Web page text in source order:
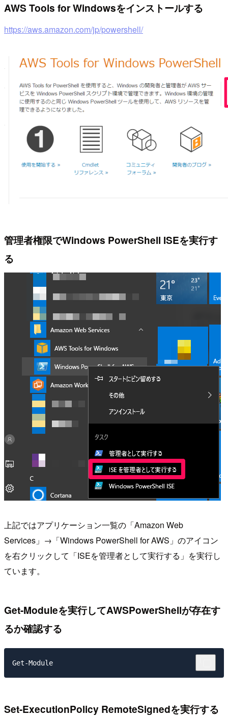
AWS Tools for Windowsをインストールする
https://aws.amazon.com/jp/powershell/
管理者権限でWindows PowerShell ISEを実行す
る
上記ではアプリケーション一覧の「Amazon Web
Services」→「Windows PowerShell for AWS」のアイコン
を右クリックして「ISEを管理者として実行する」を実行し
ています。
Get-Moduleを実行してAWSPowerShellが存在す
るか確認する
Get-Module
Set-ExecutionPolicy RemoteSignedを実行する